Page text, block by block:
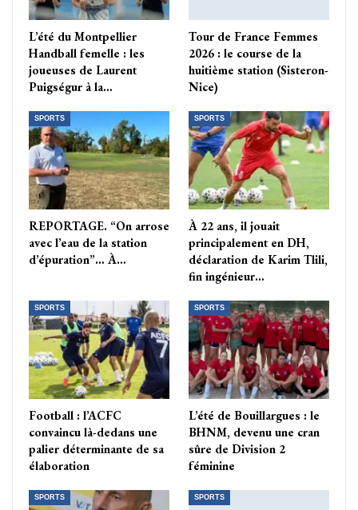
L’été du Montpellier
Handball femelle : les
joueuses de Laurent
Puigségur à la…
Tour de France Femmes
2026 : le course de la
huitième station (Sisteron-
Nice)
SPORTS
REPORTAGE. “On arrose
avec l’eau de la station
d’épuration”… À…
SPORTS
À 22 ans, il jouait
principalement en DH,
déclaration de Karim Tlili,
fin ingénieur…
SPORTS
Football : l’ACFC
convaincu là-dedans une
palier déterminante de sa
élaboration
SPORTS
L’été de Bouillargues : le
BHNM, devenu une cran
sûre de Division 2
féminine
SPORTS SPORTS